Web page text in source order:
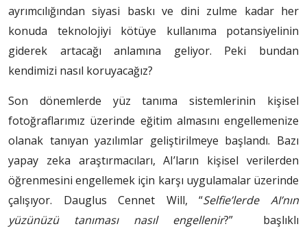
ayrımcılığından siyasi baskı ve dini zulme kadar her
konuda teknolojiyi kötüye kullanıma potansiyelinin
giderek artacağı anlamına geliyor. Peki bundan
kendimizi nasıl koruyacağız?
Son dönemlerde yüz tanıma sistemlerinin kişisel
fotoğraflarımız üzerinde eğitim almasını engellemenize
olanak tanıyan yazılımlar geliştirilmeye başlandı. Bazı
yapay zeka araştırmacıları, AI’ların kişisel verilerden
öğrenmesini engellemek için karşı uygulamalar üzerinde
çalışıyor. Dauglus Cennet Will, “Selfie’lerde AI’nın
yüzünüzü tanıması nasıl engellenir?” başlıklı